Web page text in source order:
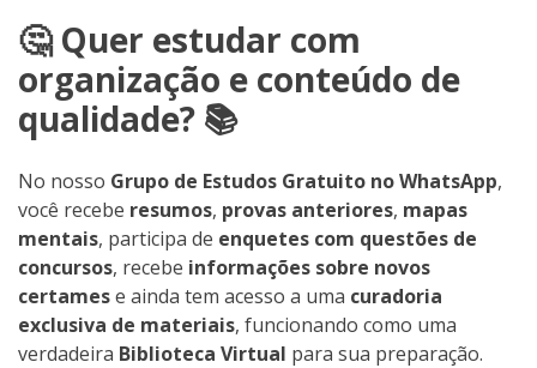
🤔 Quer estudar com
organização e conteúdo de
qualidade? 📚
No nosso Grupo de Estudos Gratuito no WhatsApp,
você recebe resumos, provas anteriores, mapas
mentais, participa de enquetes com questões de
concursos, recebe informações sobre novos
certamese ainda tem acesso a uma curadoria
exclusiva de materiais, funcionando como uma
verdadeira Biblioteca Virtual para sua preparação.